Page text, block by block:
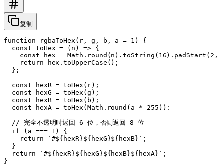
复制
function rgbaToHex(r, g, b, a = 1) {
  const toHex = (n) => {
const hex = Math.round(n).toString(16).padStart(2,
    return hex.toUpperCase();
  };
  const hexR = toHex(r);
  const hexG = toHex(g);
  const hexB = toHex(b);
  const hexA = toHex(Math.round(a * 255));
  // 完全不透明时返回 6 位，否则返回 8 位
  if (a === 1) {
    return `#${hexR}${hexG}${hexB}`;
  }
  return `#${hexR}${hexG}${hexB}${hexA}`;
}